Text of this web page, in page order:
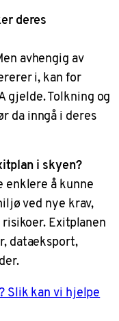
deres
avhengig av
i, kan for
gjelde. Tolkning og
da inngå i deres
i skyen?
enklere å kunne
ved nye krav,
Exitplanen
dataeksport,
Slik kan vi hjelpe